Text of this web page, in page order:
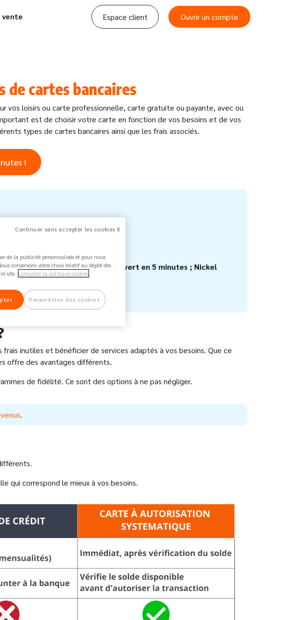
vente Espace client Ouvrir un compte
de cartes bancaires
vos loisirs ou carte professionnelle, carte gratuite ou payante, avec ou
est de choisir votre carte en fonction de vos besoins et de vos
types de cartes bancaires ainsi que les frais associés.
!
systématique selon les besoins.
ou renouvellement.
ni découvert, avec compte ouvert en 5 minutes ; Nickel
plus élevés.
inutiles et bénéficier de services adaptés à vos besoins. Que ce
offre des avantages différents.
de fidélité. Ce sont des options à ne pas négliger.
.
qui correspond le mieux à vos besoins.
Continuer sans accepter les cookies X
de la publicité personnalisée et pour nous
conservons votre choix relatif au dépôt des
site. Consulter la politique cookies
Paramètres des cookies